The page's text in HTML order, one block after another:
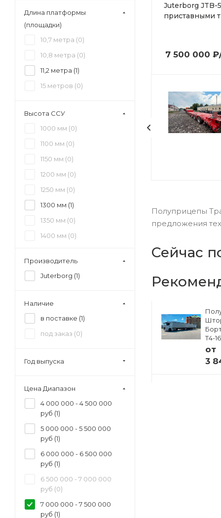
Juterborg JTB-
приставными
7 500 000 ₽
Полуприцепы
предложения
Сейчас
Изотермический
европаллет)
Т4-
от
3
Длина платформы
(площадки)
10,7 метра (0)
10,8 метра (0)
11,2 метра (1)
15 метров (0)
Высота ССУ
1000 мм (0)
1100 мм (0)
1150 мм (0)
1200 мм (0)
1250 мм (0)
1300 мм (1)
1350 мм (0)
1400 мм (0)
1500 мм (
0 )
Производитель
Juterborg (1)
Наличие
в поставке (1)
под заказ (0)
Год выпуска
Цена Диапазон
4 000 000 - 4 500 000
руб (1)
5 000 000 - 5 500 000
руб (1)
6 000 000 - 6 500 000
руб (1)
6 500 000 - 7 000 000
руб (0)
7 000 000 - 7 500 000
руб (1)